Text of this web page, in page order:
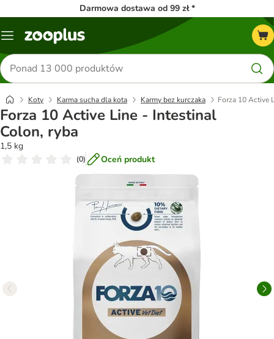
Darmowa dostawa od 99 zł *
Menu
Szukaj
produktów
Koty Karma sucha dla kota Karmy bez kurczaka Forza 10 Active
Forza 10 Active Line - Intestinal
Colon, ryba
1,5 kg
(0) Oceń produkt